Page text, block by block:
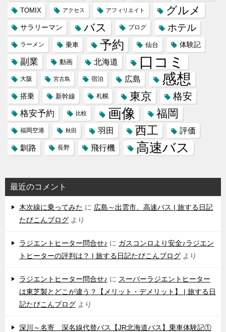
TOMIX アクセス アフィリエイト グルメ
サラリーマン バス ブログ ホテル
ラーメン 乗車 予約 仙台 体験記
副業 動画 北海道 口コミ
大阪 宮古島 宿泊 広島 感想
搭乗 新幹線 札幌 東京 格安
格安予約 比較 画像 福岡
福岡空港 秋田 羽田 西工
評価
釧路
長野 飛行機 高速バス
最近のコメント
木次線に乗ってみた に 広島～出雲市、高速バス | 旅する日記
たびこんブログ より
ラジエントヒーター問合せ♪ に ガスコンロより安全♪ラジエン
トヒーターの評判は？ | 旅する日記たびこんブログ より
ラジエントヒーター問合せ♪ に スーパーラジエントヒーター
は東芝製とどこが違う？【メリット・デメリット】 | 旅する日
記たびこんブログ より
深川～名寄 深名線代替バス【JR北海道バス】乗車体験記①